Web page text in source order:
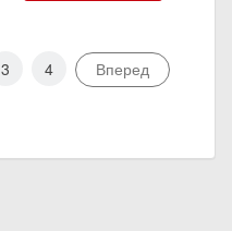
3 4 Вперед